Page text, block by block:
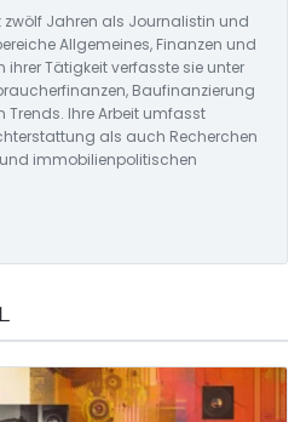
zwölf Jahren als Journalistin und
Allgemeines, Finanzen und
ihrer Tätigkeit verfasste sie unter
Baufinanzierung
Ihre Arbeit umfasst
als auch Recherchen
immobilienpolitischen